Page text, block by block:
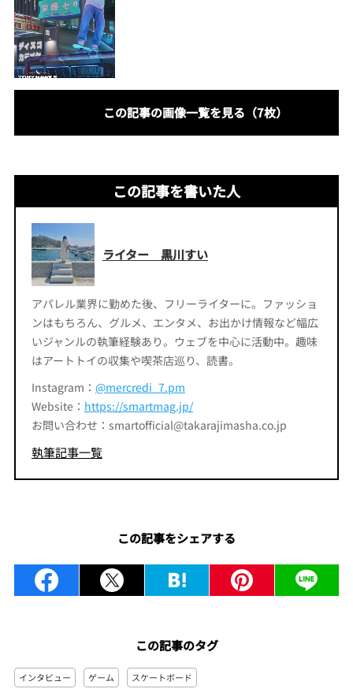
この記事の画像一覧を見る（7枚）
この記事を書いた人
ライター 黒川すい
アパレル業界に勤めた後、フリーライターに。ファッショ
ンはもちろん、グルメ、エンタメ、お出かけ情報など幅広
いジャンルの執筆経験あり。ウェブを中心に活動中。趣味
はアートトイの収集や喫茶店巡り、読書。
Instagram： @mercredi_7.pm
Website： https://smartmag.jp/
お問い合わせ：smartofficial@takarajimasha.co.jp
執筆記事一覧
この記事をシェアする
この記事のタグ
インタビュー ゲーム スケートボード